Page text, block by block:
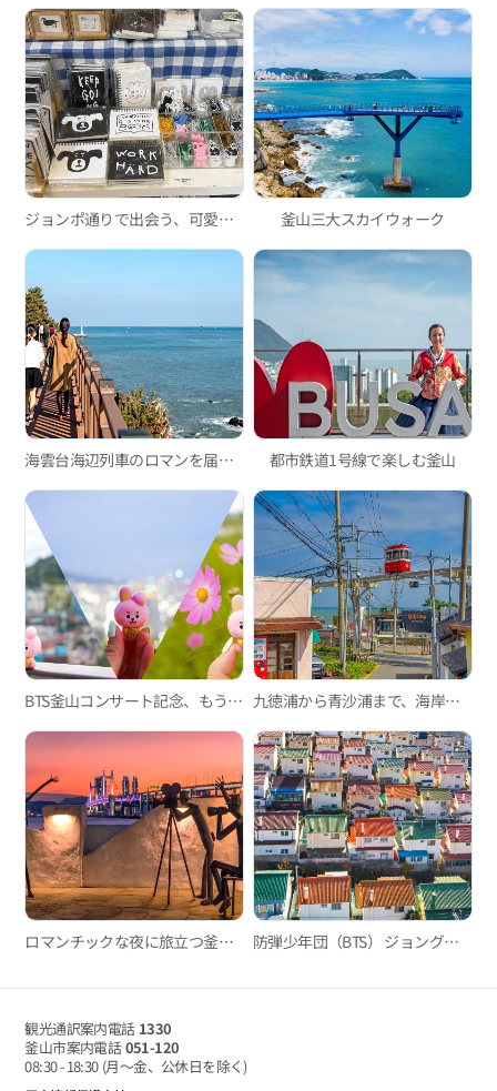
ジョンポ通りで出会う、可愛い雑貨ショップ巡り 釜山三大スカイウォーク
海雲台海辺列車のロマンを届ける釜山グリーンレールウェイ散策路 都市鉄道1号線で楽しむ釜山
BTS釜山コンサート記念、もう一度訪れたJUNG KOOKコース 九徳浦から青沙浦まで、海岸デッキ道を歩きながら楽しむ一日
ロマンチックな夜に旅立つ釜山シティツアーバス・夜景ツアー「ブリッジドライブ」 防弾少年団（BTS） ジョングクコース
観光通訳案内電話 1330
釜山市案内電話051-120
08:30 - 18:30 (月～金、公休日を除く)